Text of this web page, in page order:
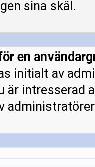
sina skäl.
en
initialt av
är intresserad